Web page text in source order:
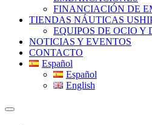
FINANCIACIÓN DE
TIENDAS NÁUTICAS
EQUIPOS DE OCIO Y
NOTICIAS Y EVENTOS
CONTACTO
Español
Español
English